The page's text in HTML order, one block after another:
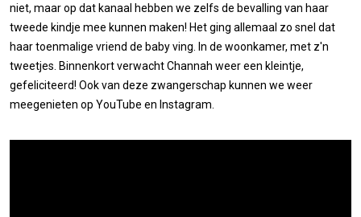
niet, maar op dat kanaal hebben we zelfs de bevalling van haar
tweede kindje mee kunnen maken! Het ging allemaal zo snel dat
haar toenmalige vriend de baby ving. In de woonkamer, met z'n
tweetjes. Binnenkort verwacht Channah weer een kleintje,
gefeliciteerd! Ook van deze zwangerschap kunnen we weer
meegenieten op YouTube en Instagram.